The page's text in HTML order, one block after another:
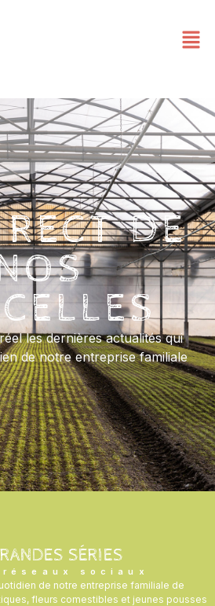
DE
les dernières actualités qui
de notre entreprise familiale
SÉRIES
sociaux
de notre entreprise familiale de
fleurs comestibles et jeunes pousses